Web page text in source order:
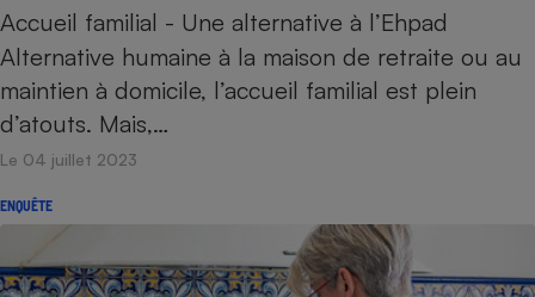
Accueil familial - Une alternative à l’Ehpad
Alternative humaine à la maison de retraite ou au
maintien à domicile, l’accueil familial est plein
d’atouts. Mais,…
Le 04 juillet 2023
ENQUÊTE